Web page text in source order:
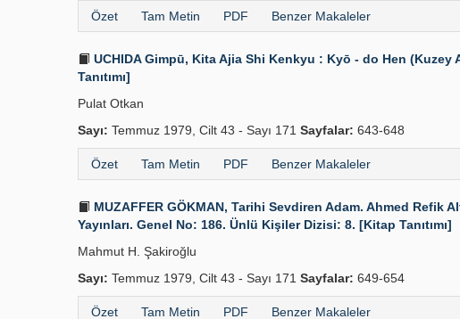
Özet Tam Metin PDF Benzer Makaleler
UCHIDA Gimpū, Kita Ajia Shi Kenkyu : Kyō - do Hen
Tanıtımı]
Pulat Otkan
Sayı: Temmuz 1979, Cilt 43 - Sayı 171 Sayfalar: 643-648
Özet Tam Metin PDF Benzer Makaleler
MUZAFFER GÖKMAN, Tarihi Sevdiren Adam. Ahmed Refik
Yayınları. Genel No: 186. Ünlü Kişiler Dizisi: 8. [Kitap Tanıtımı]
Mahmut H. Şakiroğlu
Sayı: Temmuz 1979, Cilt 43 - Sayı 171 Sayfalar: 649-654
Özet Tam Metin PDF Benzer Makaleler